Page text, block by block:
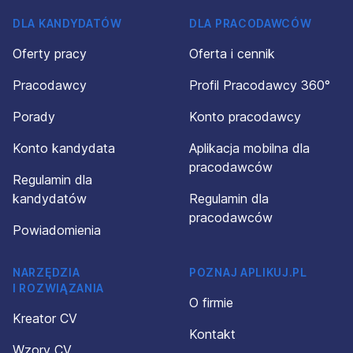
DLA KANDYDATÓW
Oferty pracy
Pracodawcy
Porady
Konto kandydata
Regulamin dla
kandydatów
Powiadomienia
DLA PRACODAWCÓW
Oferta i cennik
Profil Pracodawcy 360°
Konto pracodawcy
Aplikacja mobilna dla
pracodawców
Regulamin dla
pracodawców
NARZĘDZIA
I ROZWIĄZANIA
Kreator CV
Wzory CV
POZNAJ APLIKUJ.PL
O firmie
Kontakt